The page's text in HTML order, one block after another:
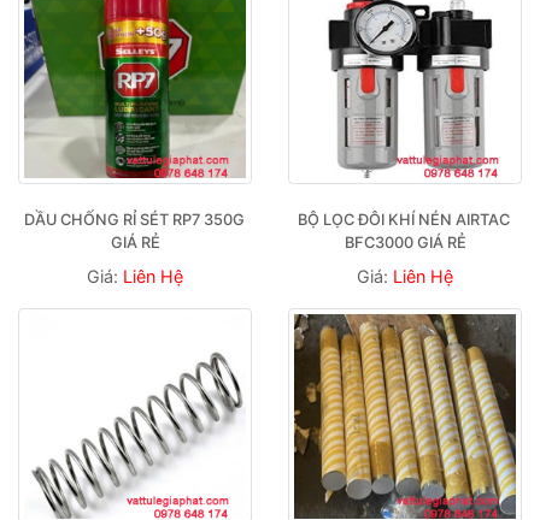
DẦU CHỐNG RỈ SÉT RP7 350G
GIÁ RẺ
Giá: Liên Hệ
BỘ LỌC ĐÔI KHÍ NÉN AIRTAC
BFC3000 GIÁ RẺ
Giá: Liên Hệ